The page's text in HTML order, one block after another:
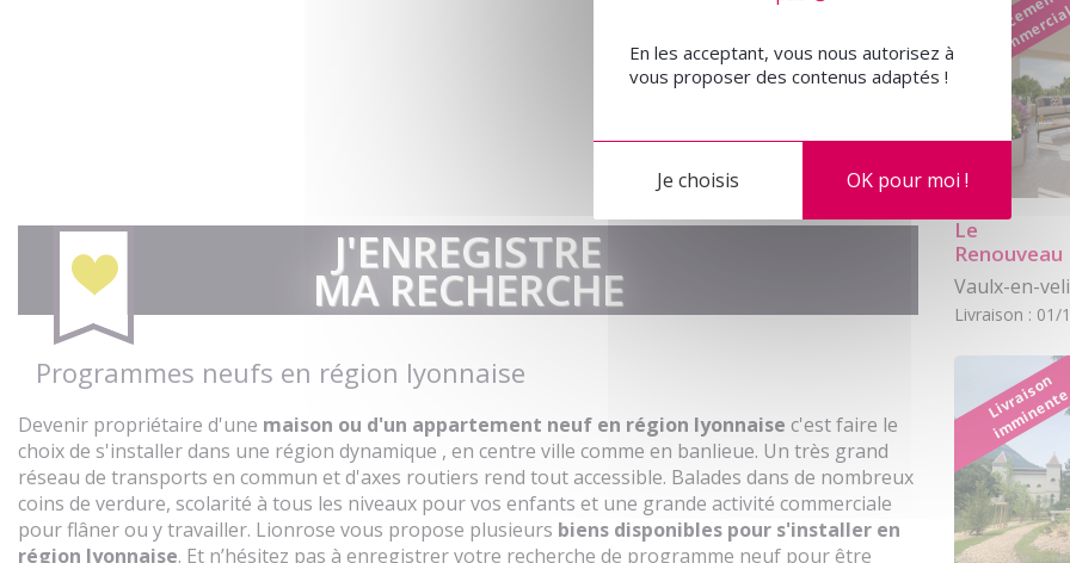
J'ENREGISTRE
MA RECHERCHE
Programmes neufs en région lyonnaise
Devenir propriétaire d'une maison ou d'un appartement neuf en région lyonnaise c'est faire le
choix de s'installer dans une région dynamique , en centre ville comme en banlieue. Un très grand
réseau de transports en commun et d'axes routiers rend tout accessible. Balades dans de nombreux
coins de verdure, scolarité à tous les niveaux pour vos enfants et une grande activité commerciale
pour flâner ou y travailler. Lionrose vous propose plusieurs biens disponibles pour s'installer en
région lyonnaise. Et n’hésitez pas à enregistrer votre recherche de programme neuf pour être
L
a
n
c
e
m
e
n
t
c
o
m
m
e
r
ci
Le
Renouveau
Vaulx-en-
Livraison : 01/
Li
v
r
s
o
n
i
m
mi
n
e
n
t
En les acceptant, vous nous autorisez à
vous proposer des contenus adaptés !
OK pour moi !
Je choisis